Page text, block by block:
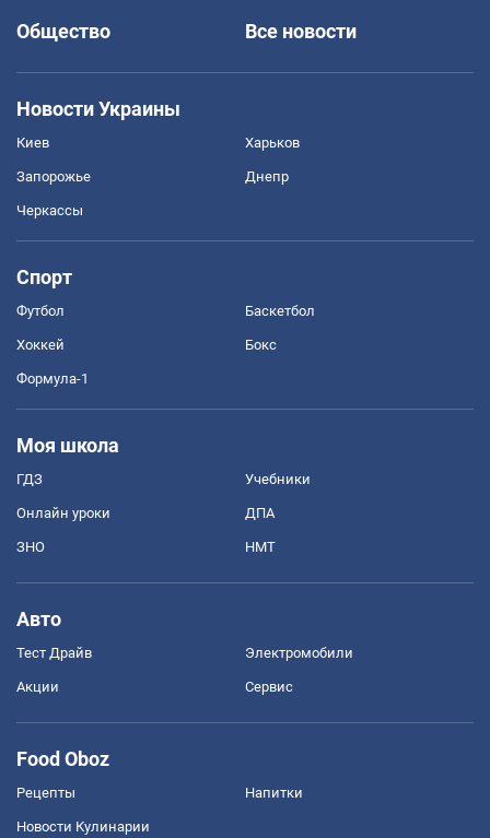
Общество
Все новости
Новости Украины
Киев Харьков
Запорожье Днепр
Черкассы
Спорт
Футбол Баскетбол
Хоккей Бокс
Формула-1
Моя школа
ГДЗ Учебники
Онлайн уроки ДПА
ЗНО НМТ
Авто
Тест Драйв Электромобили
Акции Сервис
Food Oboz
Рецепты Напитки
Новости Кулинарии